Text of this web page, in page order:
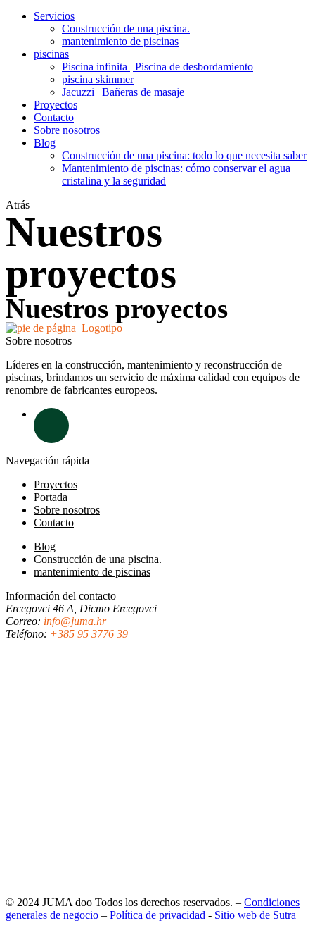
Servicios
Construcción de una piscina.
mantenimiento de piscinas
piscinas
Piscina infinita | Piscina de desbordamiento
piscina skimmer
Jacuzzi | Bañeras de masaje
Proyectos
Contacto
Sobre nosotros
Blog
Construcción de una piscina: todo lo que necesita saber
Mantenimiento de piscinas: cómo conservar el agua
cristalina y la seguridad
Atrás
Nuestros
proyectos
Nuestros proyectos
Sobre nosotros
Líderes en la construcción, mantenimiento y reconstrucción de
piscinas, brindamos un servicio de máxima calidad con equipos de
renombre de fabricantes europeos.
Navegación rápida
Proyectos
Portada
Sobre nosotros
Contacto
Blog
Construcción de una piscina.
mantenimiento de piscinas
Información del contacto
Ercegovci 46 A, Dicmo Ercegovci
Correo: info@juma.hr
Teléfono: +385 95 3776 39
© 2024 JUMA doo Todos los derechos reservados. – Condiciones
generales de negocio – Política de privacidad - Sitio web de Sutra